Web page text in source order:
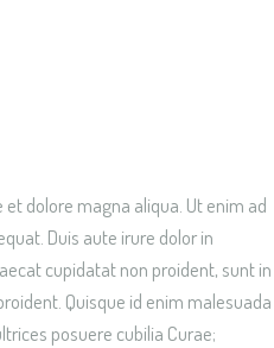
dolore magna aliqua. Ut enim ad
Duis aute irure dolor in
cupidatat non proident, sunt in
Quisque id enim malesuada
posuere cubilia Curae;